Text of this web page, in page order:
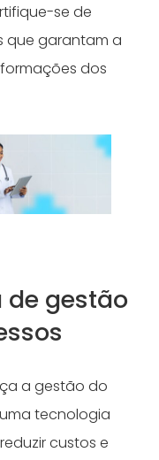
se de
que garantam a
dos
gestão
a gestão do
tecnologia
custos e